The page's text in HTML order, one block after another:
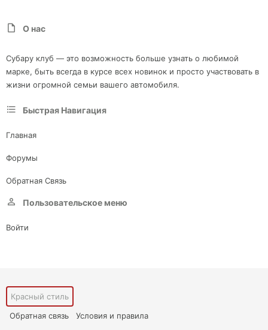
О нас
Субару клуб — это возможность больше узнать о любимой
марке, быть всегда в курсе всех новинок и просто участвовать в
жизни огромной семьи вашего автомобиля.
Быстрая Навигация
Главная
Форумы
Обратная Связь
Пользовательское меню
Войти
Красный стиль
Обратная связь
Условия и правила